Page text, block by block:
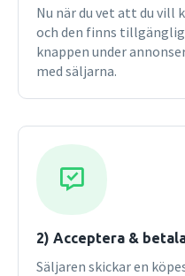
Nu när du vet att du vill
och den finns tillgänglig
knappen under
med säljarna.
2) Acceptera &
Säljaren skickar en